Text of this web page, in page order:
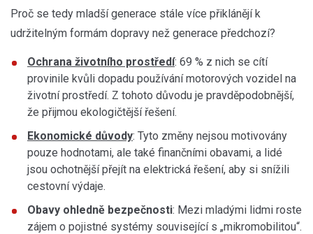
Proč se tedy mladší generace stále více přiklánějí k
udržitelným formám dopravy než generace předchozí?
Ochrana životního prostředí: 69 % z nich se cítí
provinile kvůli dopadu používání motorových vozidel na
životní prostředí. Z tohoto důvodu je pravděpodobnější,
že přijmou ekologičtější řešení.
Ekonomické důvody: Tyto změny nejsou motivovány
pouze hodnotami, ale také finančními obavami, a lidé
jsou ochotnější přejít na elektrická řešení, aby si snížili
cestovní výdaje.
Obavy ohledně bezpečnosti: Mezi mladými lidmi roste
zájem o pojistné systémy související s „mikromobilitou“.